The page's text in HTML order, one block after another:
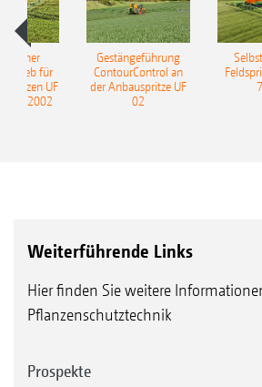
für
UF
UF 2002
Gestängeführung
ContourControl an
der Anbauspritze UF
02
Weiterführende Links
Hier finden Sie weitere
Pflanzenschutztechnik
Prospekte